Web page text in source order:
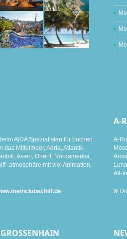
AIDA Spezialisten für buchen.
das Mittelmeer, Adria, Atlantik,
Asien, Orient, Nordamerika,
atmosphäre mit viel Animation,
A-
A-
All-
»